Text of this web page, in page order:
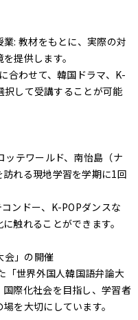
: 教材をもとに、実際の対
提供します。
合わせて、韓国ドラマ、K-
択して受講することが可能
ッテワールド、南怡島（ナ
れる現地学習を学期に1回
ンドー、K-POPダンスな
触れることができます。
会」の開催
「世界外国人韓国語弁論大
際化社会を目指し、学習者
を大切にしています。